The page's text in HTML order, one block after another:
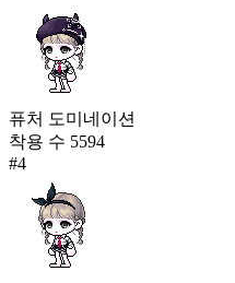
퓨처 도미네이션
착용 수 5594
#4